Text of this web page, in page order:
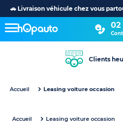
🚗 Livraison véhicule chez vous
02
+30 ans
Accueil Leasing voiture occasion
Accueil Leasing voiture occasion